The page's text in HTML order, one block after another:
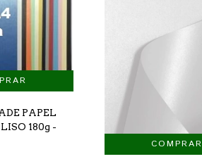
PAPEL
180g -
COMPRAR